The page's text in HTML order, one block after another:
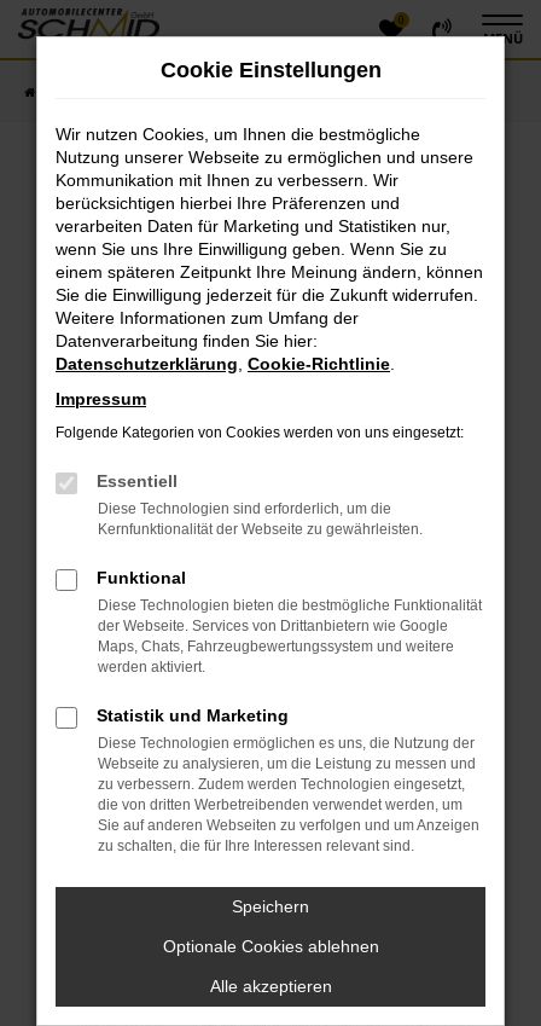
Zum
Hauptinhalt
0
MENÜ
Fehler: Network Error
Beim Laden ist ein Fehler aufgetreten.
Hier sind ein paar Tipps, die dir helfen können:
Überprüfe deine Firewall und deine
Internetverbindung.
Laden andere Webseiten, zum Beispiel deine
Suchmaschine?
Prüfe deine Browsererweiterungen.
das Laden bestimmter Seiten verhindern.
Funktioniert die Seite in einem anderen Browser
oder in einem privaten Fenster?
Das kann manchmal helfen, vorübergehende
Probleme zu beheben.
Stelle sicher, dass dein Browser und dein
Betriebssystem auf dem neuesten Stand sind.
Sicherheitsrisiko, sondern kann auch dazu führen,
dass bestimmte Funktionen nicht mehr
unterstützt werden.
Wende dich an den Webseitenbetreiber.
Wenn du alle oben genannten Schritte versucht
hast, kontaktiere uns bitte. Wir werden versuchen,
das Problem zu beheben. Du kannst uns diesen
Text schicken, um uns bei der Fehlersuche zu
unterstützen:
ewogICJuYW1lIjogIk5ldHdvcmtFcnJvciIsCiAgI
mNvbmZpZyI6IHsKICAgICJtZXRob2QiOiAiR0VUIi
Cookie Einstellungen
Wir nutzen Cookies, um Ihnen die bestmögliche
Nutzung unserer Webseite zu ermöglichen und unsere
Kommunikation mit Ihnen zu verbessern. Wir
berücksichtigen hierbei Ihre Präferenzen und
verarbeiten Daten für Marketing und Statistiken nur,
wenn Sie uns Ihre Einwilligung geben. Wenn Sie zu
einem späteren Zeitpunkt Ihre Meinung ändern, können
Sie die Einwilligung jederzeit für die Zukunft widerrufen.
Weitere Informationen zum Umfang der
Datenverarbeitung finden Sie hier:
Datenschutzerklärung Cookie-Richtlinie
Impressum
Folgende Kategorien von Cookies werden von uns eingesetzt:
Essentiell
Diese Technologien sind erforderlich, um die
Kernfunktionalität der Webseite zu gewährleisten.
Funktional
Diese Technologien bieten die bestmögliche Funktionalität
der Webseite. Services von Drittanbietern wie Google
Maps, Chats, Fahrzeugbewertungssystem und weitere
werden aktiviert.
Statistik und Marketing
Diese Technologien ermöglichen es uns, die Nutzung der
Webseite zu analysieren, um die Leistung zu messen und
zu verbessern. Zudem werden Technologien eingesetzt,
die von dritten Werbetreibenden verwendet werden, um
Sie auf anderen Webseiten zu verfolgen und um Anzeigen
zu schalten, die für Ihre Interessen relevant sind.
Speichern
Optionale Cookies ablehnen
Alle akzeptieren